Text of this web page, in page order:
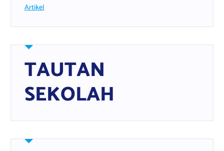
Artikel
TAUTAN
SEKOLAH